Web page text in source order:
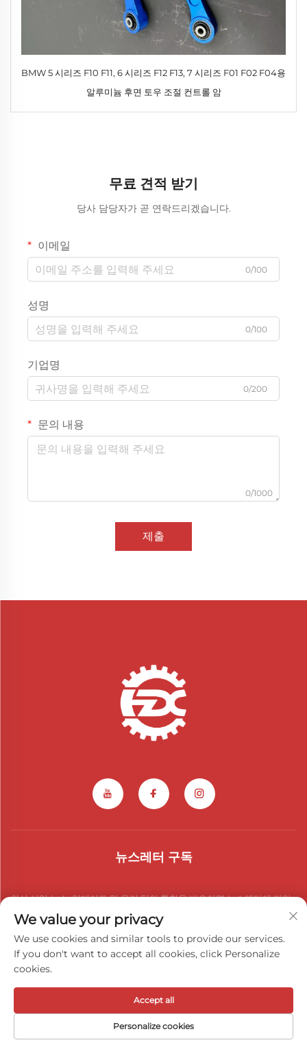
BMW 5 시리즈 F10 F11, 6 시리즈 F12 F13, 7 시리즈 F01 F02 F04용
알루미늄 후면 토우 조절 컨트롤 암
무료 견적 받기
당사 담당자가 곧 연락드리겠습니다.
이메일
0/100
성명
0/100
기업명
0/200
문의 내용
0/1000
제출
뉴스레터 구독
최신 산업 뉴스, 업데이트 및 우리 팀의 통찰을 받으려면 뉴스레터에 가입
하세요.
Copyright © 2026 광시 아이우이 자동차 부품 유한회사. 판권 소유 - 개
인정보 처리방침
We value your privacy
We use cookies and similar tools to provide our services.
If you don't want to accept all cookies, click Personalize
cookies.
Personalize cookies
Accept all